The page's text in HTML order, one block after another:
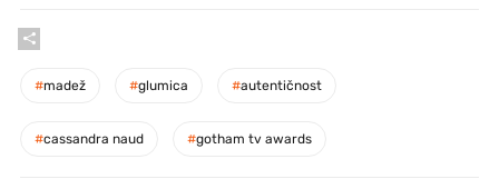
#madež #glumica #autentičnost
#cassandra naud #gotham tv awards